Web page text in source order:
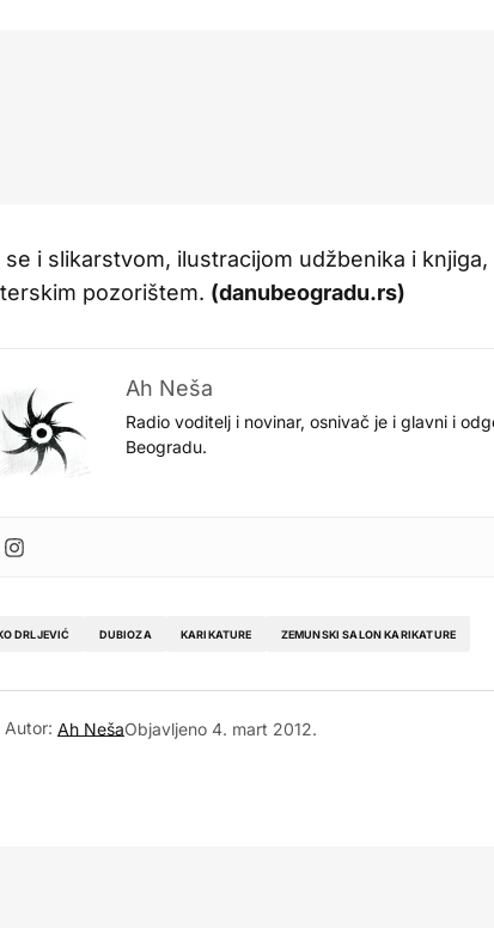
se i slikarstvom, ilustracijom udžbenika i
pozorištem. (danubeogradu.rs)
Ah Neša
Radio voditelj i novinar, osnivač je i glavni i
Beogradu.
DRLJEVIĆ DUBIOZA KARIKATURE ZEMUNSKI SALON KARIKATURE
Autor: Ah NešaObjavljeno 4. mart 2012.